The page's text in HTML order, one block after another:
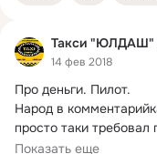
Такси "ЮЛДАШ"
14 фев 2018
Про деньги. Пилот.
Народ в
просто таки требовал
Пост...
Показать еще